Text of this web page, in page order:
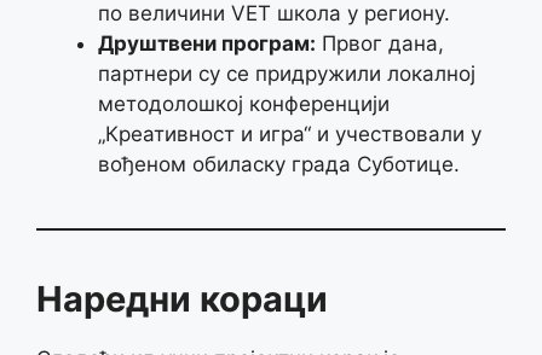
по величини VET школа у региону.
Друштвени програм: Првог дана,
партнери су се придружили локалној
методолошкој конференцији
„Креативност и игра“ и учествовали у
вођеном обиласку града Суботице.
Наредни кораци